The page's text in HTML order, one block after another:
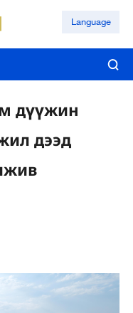
Language
дүүжин
дээд